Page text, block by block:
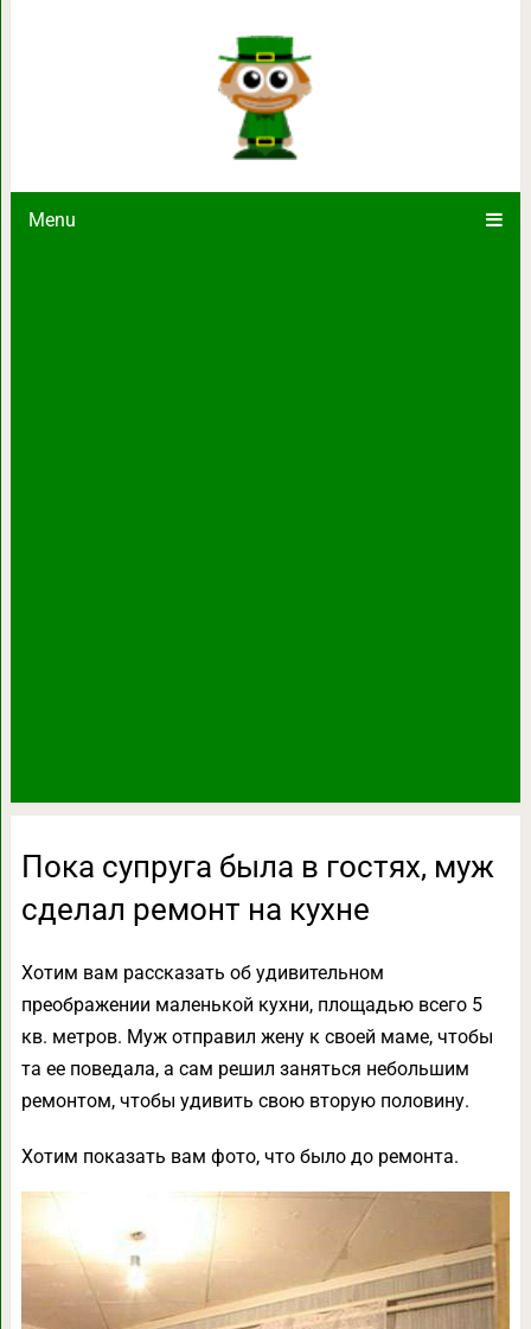
Menu
Пока супруга была в гостях,
Пока супруга была в гостях, муж
сделал ремонт на кухне
Хотим вам рассказать об удивительном
преображении маленькой кухни, площадью всего 5
кв. метров. Муж отправил жену к своей маме, чтобы
та ее поведала, а сам решил заняться небольшим
ремонтом, чтобы удивить свою вторую половину.
Хотим показать вам фото, что было до ремонта.